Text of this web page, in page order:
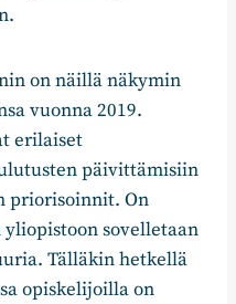
on näillä näkymin
vuonna 2019.
erilaiset
päivittämisiin
priorisoinnit. On
sovelletaan
Tälläkin hetkellä
opiskelijoilla on